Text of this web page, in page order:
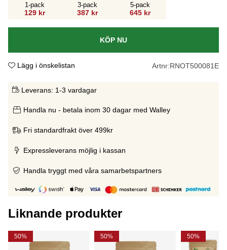
1-pack
129 kr
3-pack
387 kr
5-pack
645 kr
KÖP NU
Lägg i önskelistan Artnr:RNOT500081E
Leverans: 1-3 vardagar
Handla nu - betala inom 30 dagar med Walley
Fri standardfrakt över 499kr
Expressleverans möjlig i kassan
Handla tryggt med våra samarbetspartners
Liknande produkter
50% 50% 50%